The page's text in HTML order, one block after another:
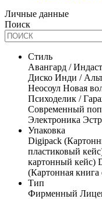
Личные данные
Поиск
Стиль
Авангард /
Диско Инди /
Неосоул Новая
Психоделик /
Современный поп
Электроника
Упаковка
Digipack
пластиковый
картонный кейс)
(Картонная книга
Тип
Фирменный